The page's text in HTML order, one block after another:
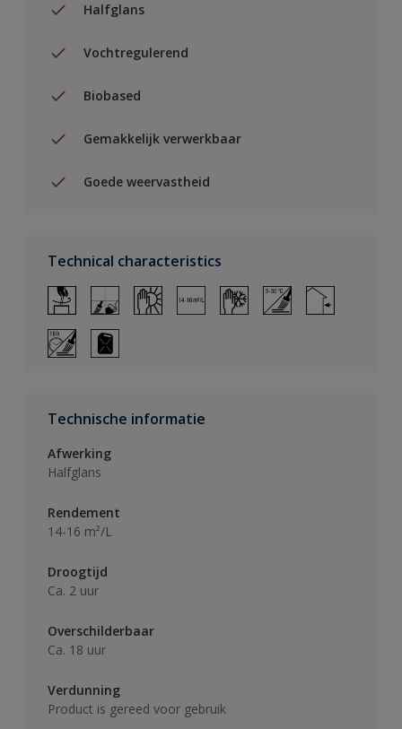
Halfglans
Vochtregulerend
Biobased
Gemakkelijk verwerkbaar
Goede weervastheid
Technical characteristics
Technische informatie
Afwerking
Halfglans
Rendement
14-16 m²/L
Droogtijd
Ca. 2 uur
Overschilderbaar
Ca. 18 uur
Verdunning
Product is gereed voor gebruik